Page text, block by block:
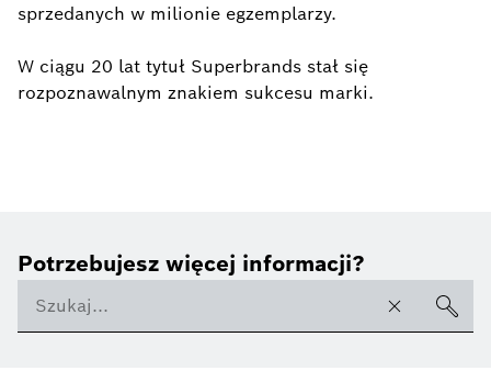
sprzedanych w milionie egzemplarzy.
W ciągu 20 lat tytuł Superbrands stał się
rozpoznawalnym znakiem sukcesu marki.
Potrzebujesz więcej informacji?